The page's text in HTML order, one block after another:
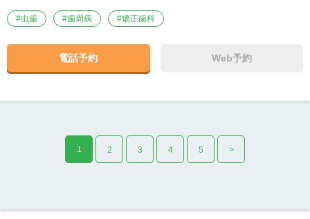
#虫歯 #歯周病 #矯正歯科
電話予約 Web予約
1 2 3 4 5 >